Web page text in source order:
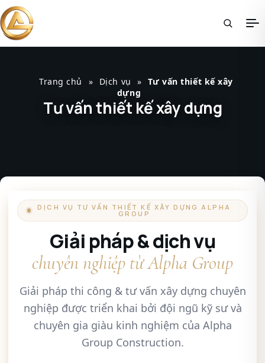
Trang chủ » Dịch vụ » Tư vấn thiết kế xây
dựng
Tư vấn thiết kế xây dựng
DỊCH VỤ TƯ VẤN THIẾT KẾ XÂY DỰNG ALPHA
GROUP
Giải pháp & dịch vụ
chuyên nghiệp từ Alpha Group
Giải pháp thi công & tư vấn xây dựng chuyên
nghiệp được triển khai bởi đội ngũ kỹ sư và
chuyên gia giàu kinh nghiệm của Alpha
Group Construction.